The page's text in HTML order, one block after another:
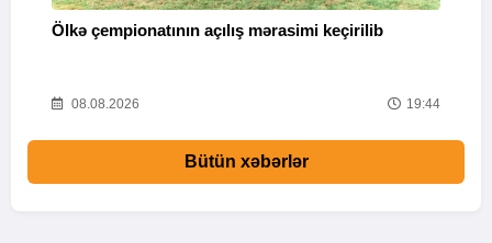
Ölkə çempionatının açılış mərasimi keçirilib
08.08.2026 19:44
Bütün xəbərlər